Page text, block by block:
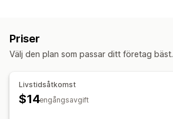
Priser
Välj den plan som passar ditt företag bäst.
Livstidsåtkomst
$14engångsavgift